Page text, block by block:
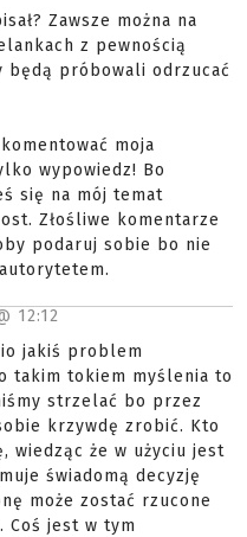
Zawsze można na
z pewnością
będą próbowali odrzucać
moja
wypowiedz! Bo
się na mój temat
Złośliwe komentarze
podaruj sobie bo nie
12:12
jakiś problem
takim tokiem myślenia to
strzelać bo przez
krzywdę zrobić. Kto
wiedząc że w użyciu jest
świadomą decyzję
może zostać rzucone
Coś jest w tym